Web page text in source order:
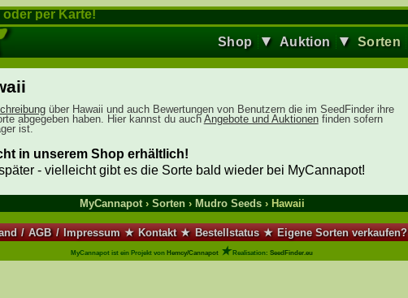
per Karte!
Shop ▼ Auktion ▼ Sorten
über Hawaii und auch Bewertungen von Benutzern die im SeedFinder ihre
abgegeben haben. Hier kannst du auch Angebote und Auktionenfinden sofern
ist.
in unserem Shop erhältlich!
- vielleicht gibt es die Sorte bald wieder bei MyCannapot!
MyCannapot› Sorten› Mudro Seeds› Hawaii
/ AGB / Impressum ★ Kontakt ★ Bestellstatus ★ Eigene Sorten verkaufen?
MyCannapot ist ein Projekt von Hemcy/Cannapot ★ Realisation: SeedFinder.eu